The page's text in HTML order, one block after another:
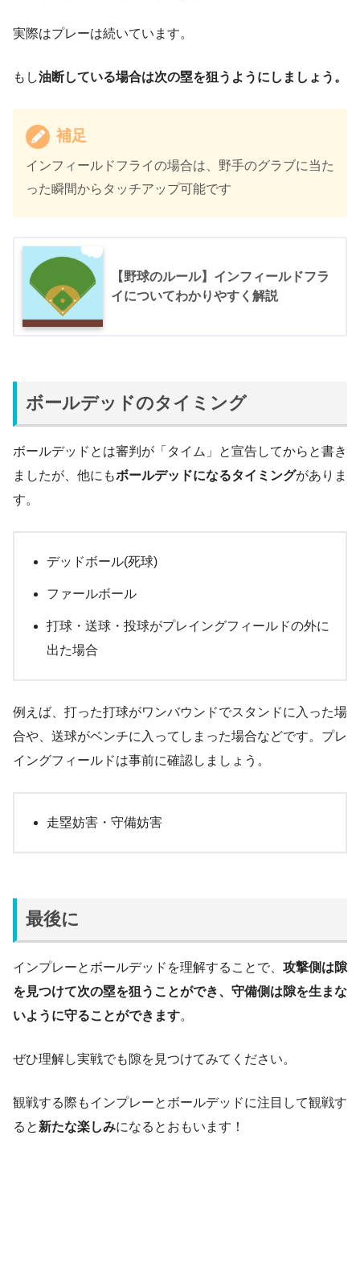
実際はプレーは続いています。
もし油断している場合は次の塁を狙うようにしましょう。
補足
インフィールドフライの場合は、野手のグラブに当た
った瞬間からタッチアップ可能です
【野球のルール】インフィールドフラ
イについてわかりやすく解説
ボールデッドのタイミング
ボールデッドとは審判が「タイム」と宣告してからと書き
ましたが、他にもボールデッドになるタイミングがありま
す。
デッドボール(死球)
ファールボール
打球・送球・投球がプレイングフィールドの外に
出た場合
例えば、打った打球がワンバウンドでスタンドに入った場
合や、送球がベンチに入ってしまった場合などです。プレ
イングフィールドは事前に確認しましょう。
走塁妨害・守備妨害
最後に
インプレーとボールデッドを理解することで、 攻撃側は隙
を見つけて次の塁を狙うことができ、守備側は隙を生まな
いように守ることができます。
ぜひ理解し実戦でも隙を見つけてみてください。
観戦する際もインプレーとボールデッドに注目して観戦す
ると 新たな楽しみになるとおもいます！